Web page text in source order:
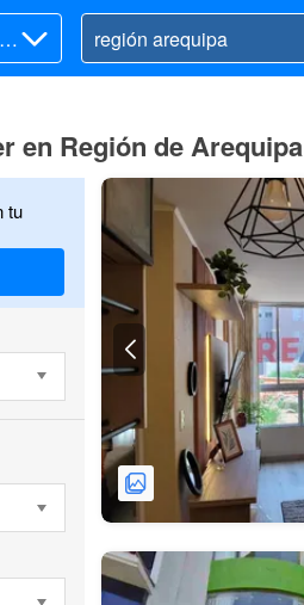
en Región de Arequipa
tu